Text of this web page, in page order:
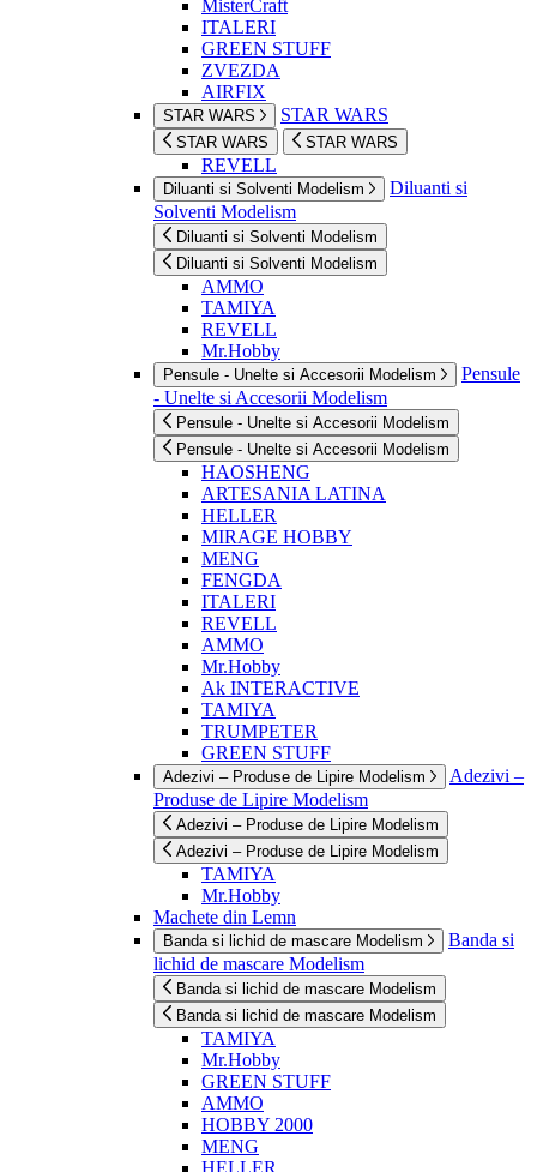
MisterCraft
ITALERI
GREEN STUFF
ZVEZDA
AIRFIX
STAR WARS STAR WARS
STAR WARS STAR WARS
REVELL
Diluanti si Solventi Modelism
Diluanti si
Solventi Modelism
Diluanti si Solventi Modelism
Diluanti si Solventi Modelism
AMMO
TAMIYA
REVELL
Mr.Hobby
Pensule - Unelte si Accesorii Modelism
Pensule
- Unelte si Accesorii Modelism
Pensule - Unelte si Accesorii Modelism
Pensule - Unelte si Accesorii Modelism
HAOSHENG
ARTESANIA LATINA
HELLER
MIRAGE HOBBY
MENG
FENGDA
ITALERI
REVELL
AMMO
Mr.Hobby
Ak INTERACTIVE
TAMIYA
TRUMPETER
GREEN STUFF
Adezivi – Produse de Lipire Modelism
Adezivi –
Produse de Lipire Modelism
Adezivi – Produse de Lipire Modelism
Adezivi – Produse de Lipire Modelism
TAMIYA
Mr.Hobby
Machete din Lemn
Banda si lichid de mascare Modelism
Banda si
lichid de mascare Modelism
Banda si lichid de mascare Modelism
Banda si lichid de mascare Modelism
TAMIYA
Mr.Hobby
GREEN STUFF
AMMO
HOBBY 2000
MENG